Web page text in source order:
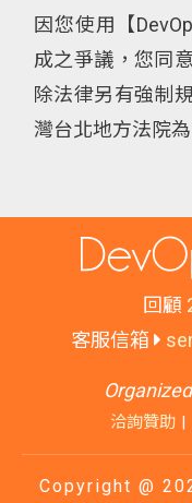
因您使用【
成之爭議，您同
除法律另有強制
灣台北地方法院
回顧
客服信箱
洽詢贊助
Copyright @